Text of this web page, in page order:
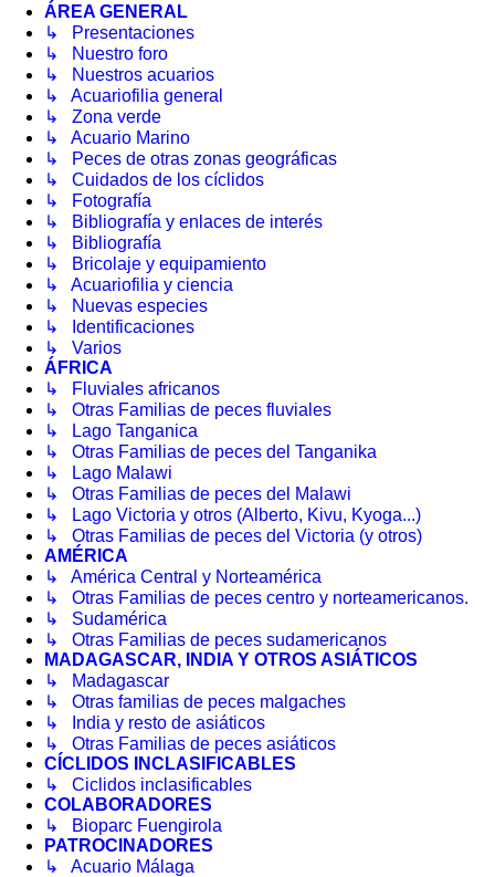
ÁREA GENERAL
↳ Presentaciones
↳ Nuestro foro
↳ Nuestros acuarios
↳ Acuariofilia general
↳ Zona verde
↳ Acuario Marino
↳ Peces de otras zonas geográficas
↳ Cuidados de los cíclidos
↳ Fotografía
↳ Bibliografía y enlaces de interés
↳ Bibliografía
↳ Bricolaje y equipamiento
↳ Acuariofilia y ciencia
↳ Nuevas especies
↳ Identificaciones
↳ Varios
ÁFRICA
↳ Fluviales africanos
↳ Otras Familias de peces fluviales
↳ Lago Tanganica
↳ Otras Familias de peces del Tanganika
↳ Lago Malawi
↳ Otras Familias de peces del Malawi
↳ Lago Victoria y otros (Alberto, Kivu, Kyoga...)
↳ Otras Familias de peces del Victoria (y otros)
AMÉRICA
↳ América Central y Norteamérica
↳ Otras Familias de peces centro y norteamericanos.
↳ Sudamérica
↳ Otras Familias de peces sudamericanos
MADAGASCAR, INDIA Y OTROS ASIÁTICOS
↳ Madagascar
↳ Otras familias de peces malgaches
↳ India y resto de asiáticos
↳ Otras Familias de peces asiáticos
CÍCLIDOS INCLASIFICABLES
↳ Ciclidos inclasificables
COLABORADORES
↳ Bioparc Fuengirola
PATROCINADORES
↳ Acuario Málaga